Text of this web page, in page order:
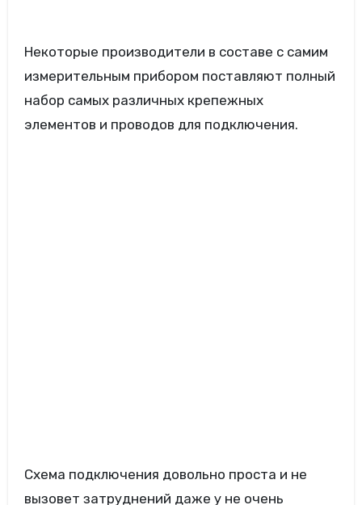
Некоторые производители в составе с самим
измерительным прибором поставляют полный
набор самых различных крепежных
элементов и проводов для подключения.
Схема подключения довольно проста и не
вызовет затруднений даже у не очень